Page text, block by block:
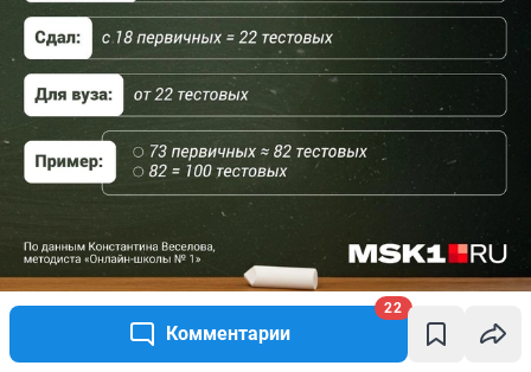
Комментарии
22
Полина Авдошина / Городские порталы